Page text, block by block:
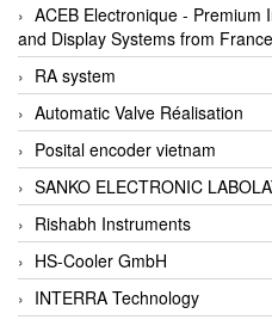
Epro/Emerson
ERE WIRELESS
Erhardt-Leimer
Erhardt-Leimer
Erhardt-leimer
ERICHSEN
Erinda/Delta
ESA Automation Vietnam
Esa Pyronics
ACEB Electronique - Premium
and Display Systems from France
RA system
Automatic Valve Réalisation
Posital encoder vietnam
SANKO ELECTRONIC
Rishabh Instruments
HS-Cooler GmbH
INTERRA Technology